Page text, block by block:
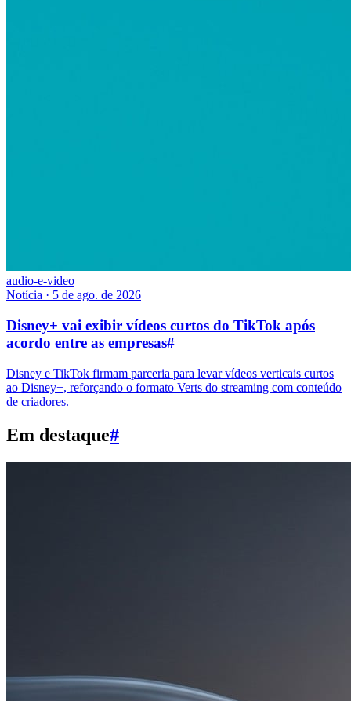
audio-e-video
Notícia · 5 de ago. de 2026
Disney+ vai exibir vídeos curtos do TikTok após
acordo entre as empresas#
Disney e TikTok firmam parceria para levar vídeos verticais curtos
ao Disney+, reforçando o formato Verts do streaming com conteúdo
de criadores.
Em destaque#